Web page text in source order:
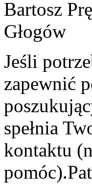
Jeśli
zapewnić
spełnia
kontaktu